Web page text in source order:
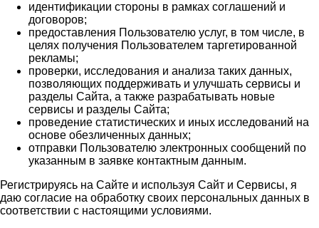
идентификации стороны в рамках соглашений и
договоров;
предоставления Пользователю услуг, в том числе, в
целях получения Пользователем таргетированной
рекламы;
проверки, исследования и анализа таких данных,
позволяющих поддерживать и улучшать сервисы и
разделы Сайта, а также разрабатывать новые
сервисы и разделы Сайта;
проведение статистических и иных исследований на
основе обезличенных данных;
отправки Пользователю электронных сообщений по
указанным в заявке контактным данным.
Регистрируясь на Сайте и используя Сайт и Сервисы, я
даю согласие на обработку своих персональных данных в
соответствии с настоящими условиями.